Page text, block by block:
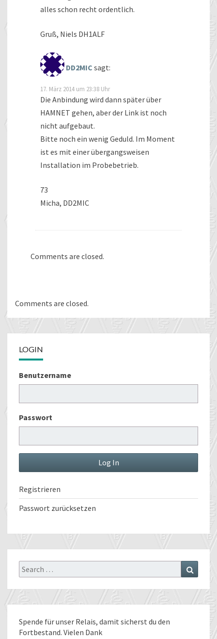
alles schon recht ordentlich.
Gruß, Niels DH1ALF
DD2MIC sagt:
17. März 2014 um 23:38 Uhr
Die Anbindung wird dann später über
HAMNET gehen, aber der Link ist noch
nicht aufgebaut.
Bitte noch ein wenig Geduld. Im Moment
ist es mit einer übergangsweisen
Installation im Probebetrieb.
73
Micha, DD2MIC
Comments are closed.
Comments are closed.
LOGIN
Benutzername
Passwort
Registrieren
Passwort zurücksetzen
Search
for:
Search
Spende für unser Relais, damit sicherst du den
Fortbestand. Vielen Dank